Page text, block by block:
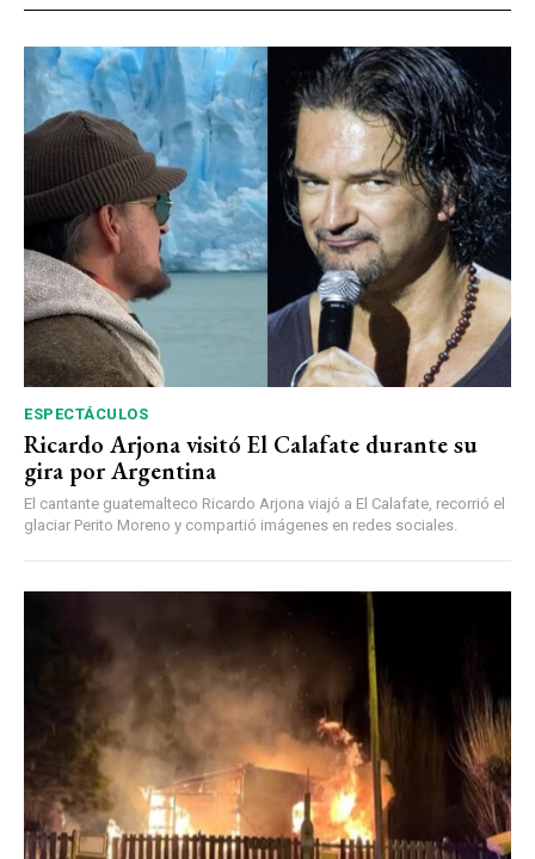
ESPECTÁCULOS
Ricardo Arjona visitó El Calafate durante su
gira por Argentina
El cantante guatemalteco Ricardo Arjona viajó a El Calafate, recorrió el
glaciar Perito Moreno y compartió imágenes en redes sociales.